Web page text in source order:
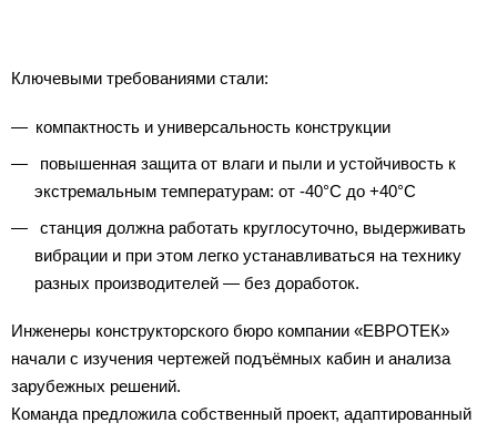
Ключевыми требованиями стали:
компактность и универсальность конструкции
повышенная защита от влаги и пыли и устойчивость к
экстремальным температурам: от -40°C до +40°C
станция должна работать круглосуточно, выдерживать
вибрации и при этом легко устанавливаться на технику
разных производителей — без доработок.
Инженеры конструкторского бюро компании «ЕВРОТЕК»
начали с изучения чертежей подъёмных кабин и анализа
зарубежных решений.
Команда предложила собственный проект, адаптированный